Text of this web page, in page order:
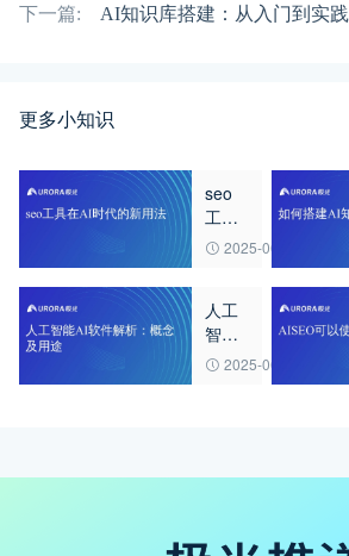
下一篇:
AI知识库搭建：从入门到实践
更多小知识
seo
工具
在AI
用法
2025-06-24
人工
智能
AI软
途
2025-06-24